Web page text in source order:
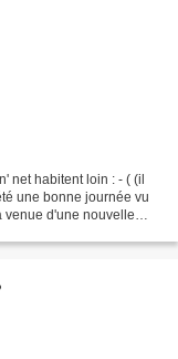
net habitent loin : - ( (il
une bonne journée vu
venue d'une nouvelle